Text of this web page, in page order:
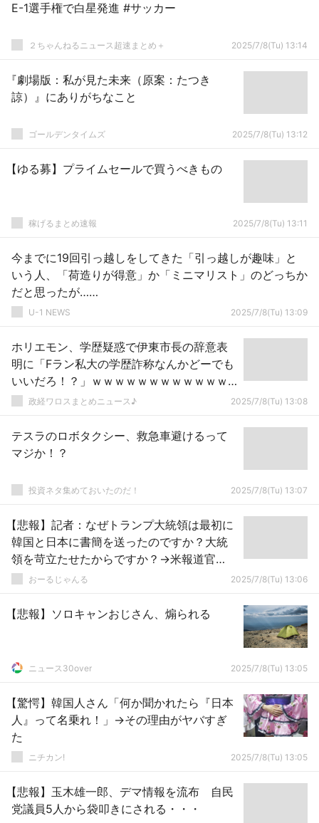
E-1選手権で白星発進 #サッカー
２ちゃんねるニュース超速まとめ＋ 2025/7/8(Tu) 13:14
『劇場版：私が見た未来（原案：たつき
諒）』にありがちなこと
ゴールデンタイムズ 2025/7/8(Tu) 13:12
【ゆる募】プライムセールで買うべきもの
稼げるまとめ速報 2025/7/8(Tu) 13:11
今までに19回引っ越しをしてきた「引っ越しが趣味」と
いう人、「荷造りが得意」か「ミニマリスト」のどっちか
だと思ったが……
U-1 NEWS 2025/7/8(Tu) 13:09
ホリエモン、学歴疑惑で伊東市長の辞意表
明に「Fラン私大の学歴詐称なんかどーでも
いいだろ！？」ｗｗｗｗｗｗｗｗｗｗｗｗ
ｗｗｗｗｗｗｗ
政経ワロスまとめニュース♪ 2025/7/8(Tu) 13:08
テスラのロボタクシー、救急車避けるって
マジか！？
投資ネタ集めておいたのだ！ 2025/7/8(Tu) 13:07
【悲報】記者：なぜトランプ大統領は最初に
韓国と日本に書簡を送ったのですか？大統
領を苛立たせたからですか？→米報道官
「ハハハ」否定せず
おーるじゃんる 2025/7/8(Tu) 13:06
【悲報】ソロキャンおじさん、煽られる
ニュース30over 2025/7/8(Tu) 13:05
【驚愕】韓国人さん「何か聞かれたら『日本
人』って名乗れ！」→その理由がヤバすぎ
た
ニチカン! 2025/7/8(Tu) 13:05
【悲報】玉木雄一郎、デマ情報を流布 自民
党議員5人から袋叩きにされる・・・